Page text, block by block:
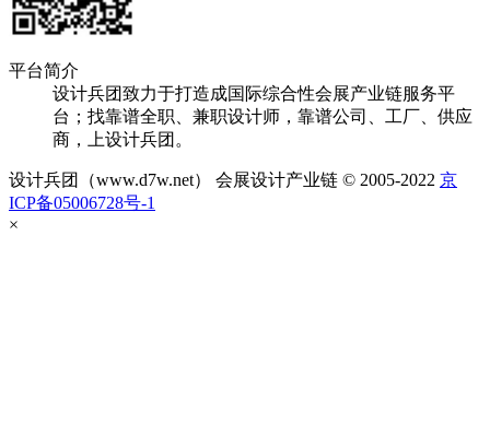
平台简介
设计兵团致力于打造成国际综合性会展产业链服务平
台；找靠谱全职、兼职设计师，靠谱公司、工厂、供应
商，上设计兵团。
设计兵团（www.d7w.net） 会展设计产业链 © 2005-2022 京
ICP备05006728号-1
×